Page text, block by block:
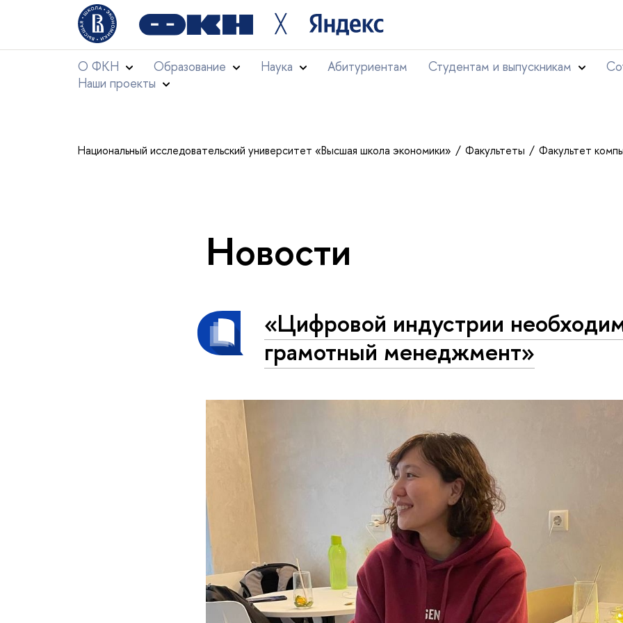
╳
О ФКН Образование Наука Абитуриентам Студентам и выпускникам
Наши проекты
Национальный исследовательский университет «Высшая школа экономики» Факультеты Факультет
Новости
«Цифровой индустрии
грамотный менеджмент»